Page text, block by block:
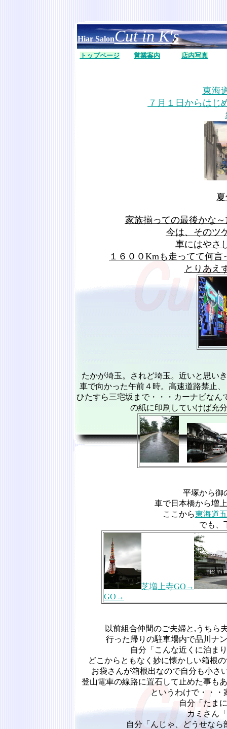
Hiar SalonCut in K's
トップページ 営業案内 店内写真
東海
７月１日からはじ
家族揃っての最後かな
今は、そのツ
車にはやさ
１６００Kmも走ってて何
とりあえ
たかが埼玉。されど埼玉。近いと思い
車で向かった午前４時。高速道路禁止
ひたすら三宅坂まで・・・カーナビな
の紙に印刷していけば充
平塚から御
車で日本橋から増
ここから東海道
でも、
芝増上寺GO→
GO→
以前組合仲間のご夫婦と,うちら
行った帰りの駐車場内で品川ナ
自分「こんな近くに泊ま
どこからともなく妙に懐かしい箱根
お袋さんが箱根出なので自分も小さ
登山電車の線路に置石して止めた事も
というわけで・・・
自分「たま
カミさん
自分「んじゃ、どうせな